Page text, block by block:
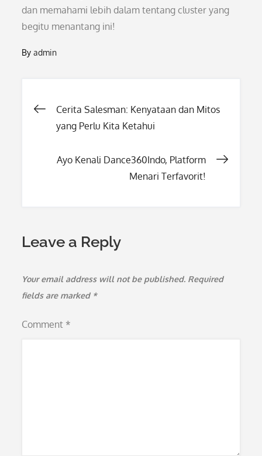
dan memahami lebih dalam tentang cluster yang
begitu menantang ini!
Byadmin
Post
Cerita Salesman: Kenyataan dan Mitos
yang Perlu Kita Ketahui
Ayo Kenali Dance360Indo, Platform
Menari Terfavorit!
Leave a Reply
Your email address will not be published. Required
fields are marked *
Comment *